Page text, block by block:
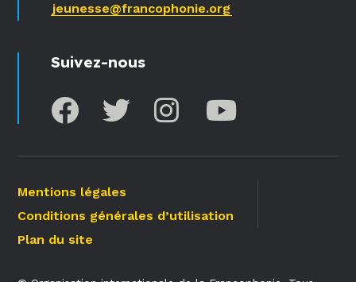
jeunesse@francophonie.org
Suivez-nous
Mentions légales
Conditions générales d’utilisation
Plan du site